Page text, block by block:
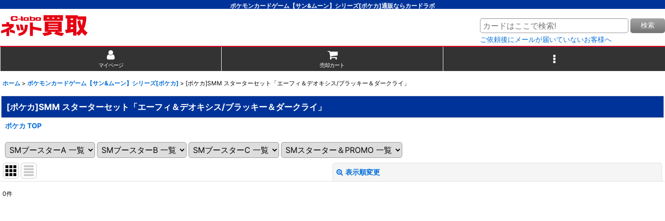
ポケモンカードゲーム【サン&ムーン】シリーズ[ポケカ]通販ならカードラボ
検索
ご依頼後にメールが届いていないお客様へ
マイページ 売却カート
ホーム > ポケモンカードゲーム【サン&ムーン】シリーズ[ポケカ] > [ポケカ]SMM スターターセット「エーフィ＆デオキシス/ブラッキー＆ダークライ」
[ポケカ]SMM スターターセット「エーフィ＆デオキシス/ブラッキー＆ダークライ」
ポケカ TOP
表示順変更
0件